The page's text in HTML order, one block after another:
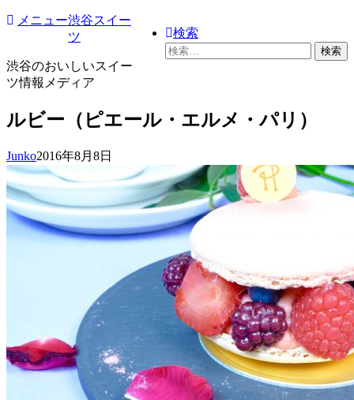
コ
ン
ツ
ス
ッ
プ
メニュー
検索
検
渋谷スイー
ツ
渋谷のおいしいスイー
ツ情報メディア
ルビー（ピエール・エルメ・パリ）
Junko2016年8月8日